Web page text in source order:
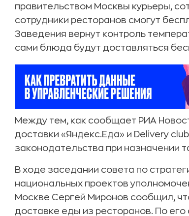
правительством Москвы курьеры,
сотрудники ресторанов смогут
Заведения вернут контроль
сами блюда будут доставляться
Между тем, как сообщает РИА
доставки «Яндекс.Еда» и Delivery
законодательства при назначении
В ходе заседании совета по
национальных проектов
Москве Сергей Миронов сообщил,
доставке еды из ресторанов. По